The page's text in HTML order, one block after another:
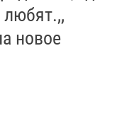
любят.,,
новое